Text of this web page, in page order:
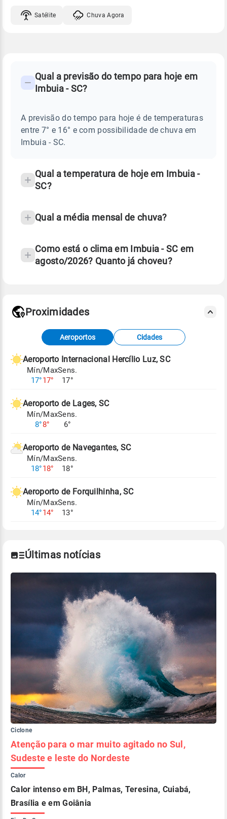
Satélite Chuva Agora
PREVISÃO
TEMPO
Perguntas
sobre
chuva
Qual a previsão do tempo para hoje em
Imbuia - SC?
A previsão do tempo para hoje é de temperaturas
entre 7° e 16° e com possibilidade de chuva em
Imbuia - SC.
Qual a temperatura de hoje em Imbuia -
SC?
Qual a média mensal de chuva?
Como está o clima em Imbuia - SC em
agosto/2026? Quanto já choveu?
Fonte: dados combinados de estações
meteorológicas e satélite do Centro de Previsão
de Tempo e Estudos Climáticos (CPTEC).
Para obter mais informações sobre os dados
Proximidades
Aeroportos Cidades
Aeroporto Internacional Hercílio Luz, SC
Mín/Max
17°17°
Sens.
17°
Aeroporto de Lages, SC
Mín/Max
8°8°
Sens.
6°
Aeroporto de Navegantes, SC
Mín/Max
18°18°
Sens.
18°
Aeroporto de Forquilhinha, SC
Mín/Max
14°14°
Sens.
13°
Últimas notícias
Ciclone
Atenção para o mar muito agitado no Sul,
Sudeste e leste do Nordeste
Calor
Calor intenso em BH, Palmas, Teresina, Cuiabá,
Brasília e em Goiânia